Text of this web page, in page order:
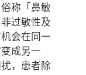
称「鼻敏
过敏性及
会在同一
成另一
，患者除